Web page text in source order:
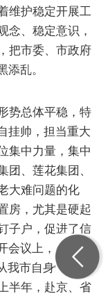
维护稳定开展工
念、稳定意识，
把市委、市政府
乱。
势总体平稳，特
挂帅，担当重大
集中力量，集中
、莲花集团、
大难问题的化
房，尤其是硬起
子户，促进了信
议上，xx副书
我市自身情况
半年，赴京、省